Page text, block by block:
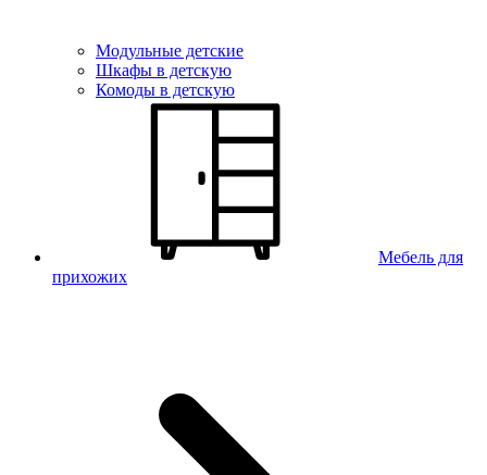
Модульные детские
Шкафы в детскую
Комоды в детскую
Мебель для
прихожих